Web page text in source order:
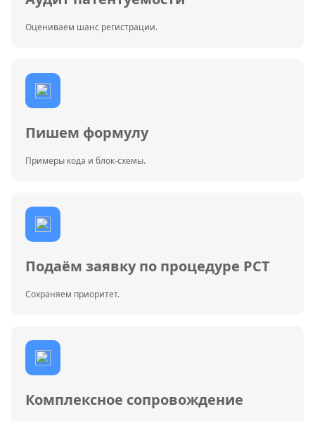
Оцениваем шанс регистрации.
Пишем формулу
Примеры кода и блок-схемы.
Подаём заявку по процедуре PCT
Сохраняем приоритет.
Комплексное сопровождение